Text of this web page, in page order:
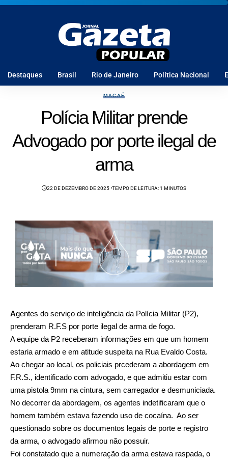
Destaques Brasil Rio de Janeiro Política Nacional
MACAÉ
Polícia Militar prende
Advogado por porte ilegal de
arma
22 DE DEZEMBRO DE 2025 TEMPO DE LEITURA: 1 MINUTOS
Agentes do serviço de inteligência da Polícia Militar (P2),
prenderam R.F.S por porte ilegal de arma de fogo.
A equipe da P2 receberam informações em que um homem
estaria armado e em atitude suspeita na Rua Evaldo Costa.
Ao chegar ao local, os policiais prcederam a abordagem em
F.R.S., identificado com advogado, e que admitiu estar com
uma pistola 9mm na cintura, sem carregador e desmuniciada.
No decorrer da abordagem, os agentes indetificaram que o
homem também estava fazendo uso de cocaína. Ao ser
questionado sobre os documentos legais de porte e registro
da arma, o advogado afirmou não possuir.
Foi constatado que a numeração da arma estava raspada, o